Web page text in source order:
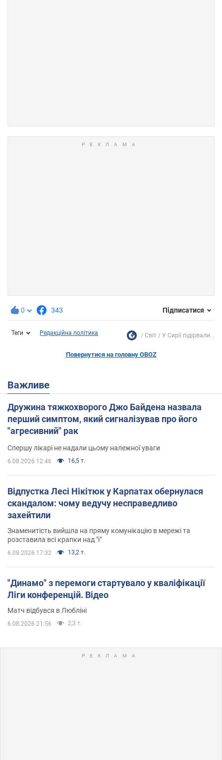
0 343 Підписатися
Теги Редакційна політика Світ У Сирії підірвали...
Повернутися на головну OBOZ
Важливе
Дружина тяжкохворого Джо Байдена назвала
перший симптом, який сигналізував про його
"агресивний" рак
Спершу лікарі не надали цьому належної уваги
6.08.2026 12:46 16,5 т.
Відпустка Лесі Нікітюк у Карпатах обернулася
скандалом: чому ведучу несправедливо
захейтили
Знаменитість вийшла на пряму комунікацію в мережі та
розставила всі крапки над "і"
6.08.2026 17:32 13,2 т.
"Динамо" з перемоги стартувало у кваліфікації
Ліги конференцій. Відео
Матч відбувся в Любліні
6.08.2026 21:56 2,3 т.